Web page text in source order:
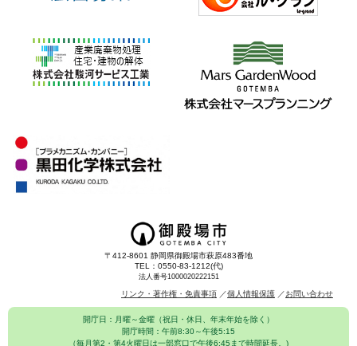
〒412-8601 静岡県御殿場市萩原483番地
TEL：0550-83-1212(代)
法人番号1000020222151
リンク・著作権・免責事項 個人情報保護 お問い合わせ
開庁日：月曜～金曜（祝日・休日、年末年始を除く）
開庁時間：午前8:30～午後5:15
（毎月第2・第4火曜日は一部窓口で午後6:45まで時間延長。)